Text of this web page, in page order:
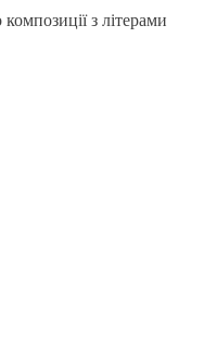
з літерами